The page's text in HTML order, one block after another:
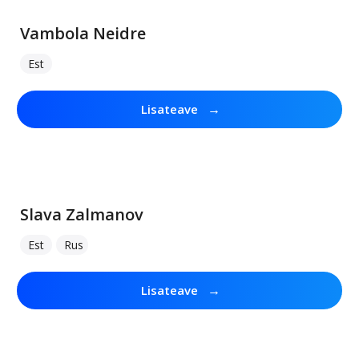
Vambola Neidre
Est
Lisateave →
Slava Zalmanov
Est Rus
Lisateave →